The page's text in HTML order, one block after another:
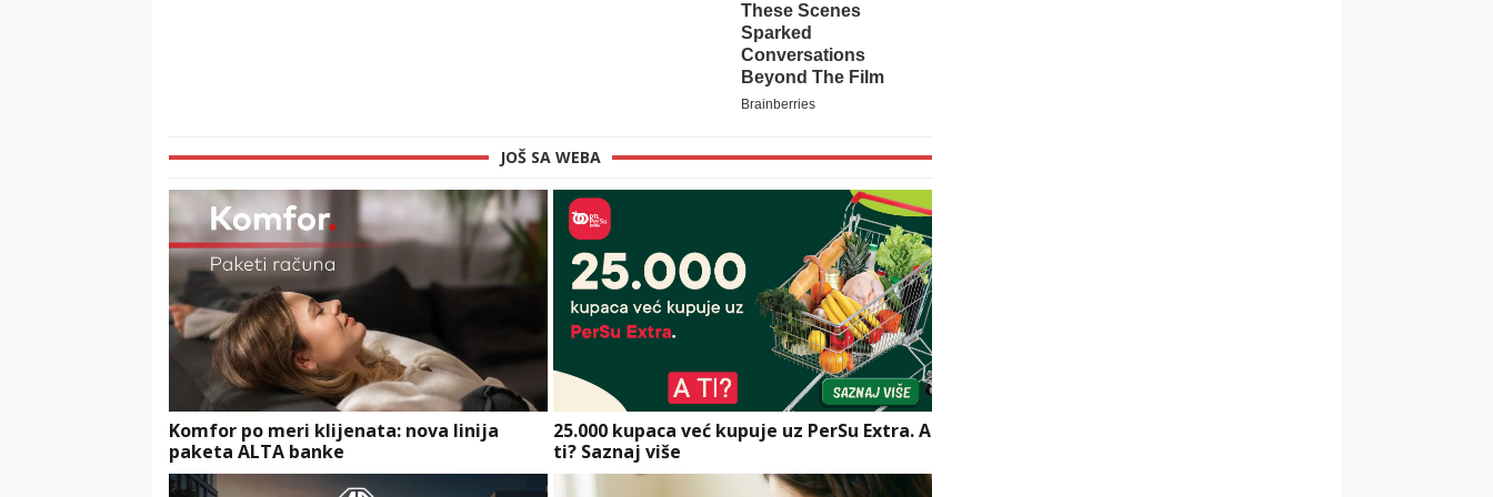
JOŠ SA WEBA
Komfor po meri klijenata: nova linija
paketa ALTA banke
25.000 kupaca već kupuje uz PerSu Extra. A
ti? Saznaj više